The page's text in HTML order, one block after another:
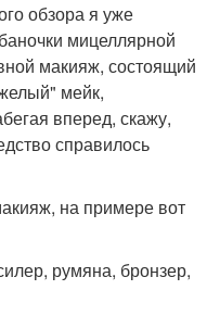
обзора я уже
мицеллярной
макияж, состоящий
мейк,
вперед, скажу,
справилось
на примере вот
румяна, бронзер,